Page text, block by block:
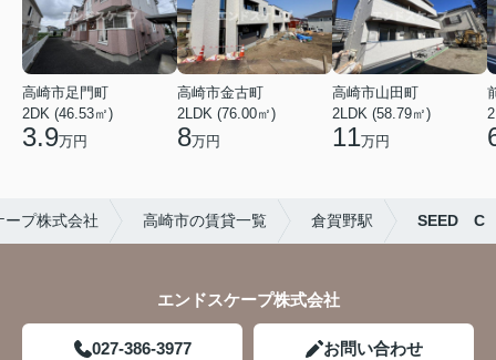
高崎市足門町
2DK (46.53㎡)
3.9万円
高崎市金古町
2LDK (76.00㎡)
8万円
高崎市山田町
2LDK (58.79㎡)
11万円
プ株式会社 高崎市の賃貸一覧 倉賀野駅 SEED C
エンドスケープ株式会社
027-386-3977 お問い合わせ